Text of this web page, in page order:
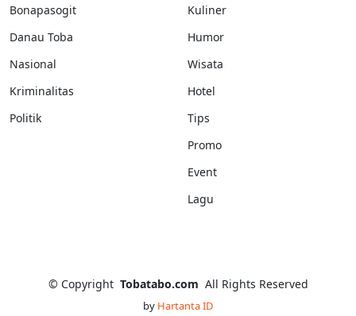
Bonapasogit
Danau Toba
Nasional
Kriminalitas
Politik
Kuliner
Humor
Wisata
Hotel
Tips
Promo
Event
Lagu
© Copyright Tobatabo.com All Rights Reserved
by Hartanta ID